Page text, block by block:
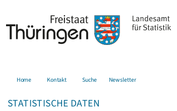
Home Kontakt Suche Newsletter
STATISTISCHE DATEN